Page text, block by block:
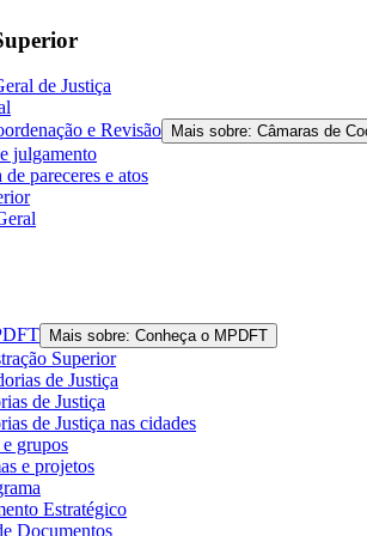
de Justiça
e Revisão
Mais sobre: Câmaras de
julgamento
de pareceres e atos
Mais sobre: Conheça o MPDFT
Superior
de Justiça
de Justiça
de Justiça nas cidades
grupos
e projetos
Estratégico
Documentos